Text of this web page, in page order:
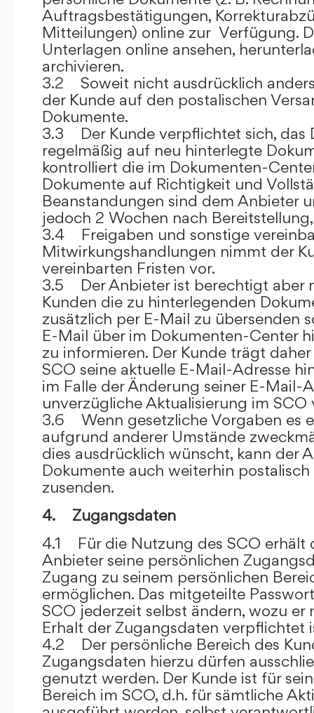
Auftragsbestätigungen,
Mitteilungen) online zur Verfügung.
Unterlagen online ansehen,
archivieren.
3.2 Soweit nicht ausdrücklich
der Kunde auf den postalischen
Dokumente.
3.3 Der Kunde verpflichtet sich, das
regelmäßig auf neu hinterlegte
kontrolliert die im Dokumenten-
Dokumente auf Richtigkeit und
Beanstandungen sind dem Anbieter
jedoch 2 Wochen nach
3.4 Freigaben und sonstige
Mitwirkungshandlungen nimmt der
vereinbarten Fristen vor.
3.5 Der Anbieter ist berechtigt aber
Kunden die zu hinterlegenden
zusätzlich per E-Mail zu übersenden
E-Mail über im Dokumenten-Center
zu informieren. Der Kunde trägt
SCO seine aktuelle E-Mail-Adresse
im Falle der Änderung seiner E-Mail-
unverzügliche Aktualisierung im SCO
3.6 Wenn gesetzliche Vorgaben es
aufgrund anderer Umstände
dies ausdrücklich wünscht, kann der
Dokumente auch weiterhin
zusenden.
4. Zugangsdaten
4.1 Für die Nutzung des SCO erhält
Anbieter seine persönlichen
Zugang zu seinem persönlichen
ermöglichen. Das mitgeteilte
SCO jederzeit selbst ändern, wozu er
Erhalt der Zugangsdaten verpflichtet
4.2 Der persönliche Bereich des
Zugangsdaten hierzu dürfen
genutzt werden. Der Kunde ist für
Bereich im SCO, d.h. für sämtliche